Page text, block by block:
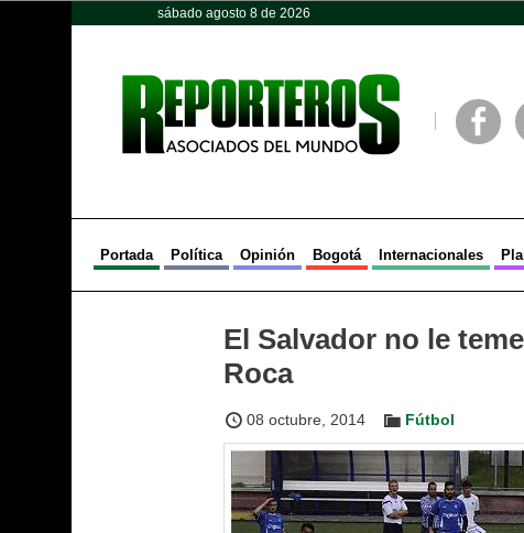
sábado agosto 8 de 2026
Portada Política Opinión Bogotá Internacionales
El Salvador no le
Roca
08 octubre, 2014 Fútbol
Opinión Política